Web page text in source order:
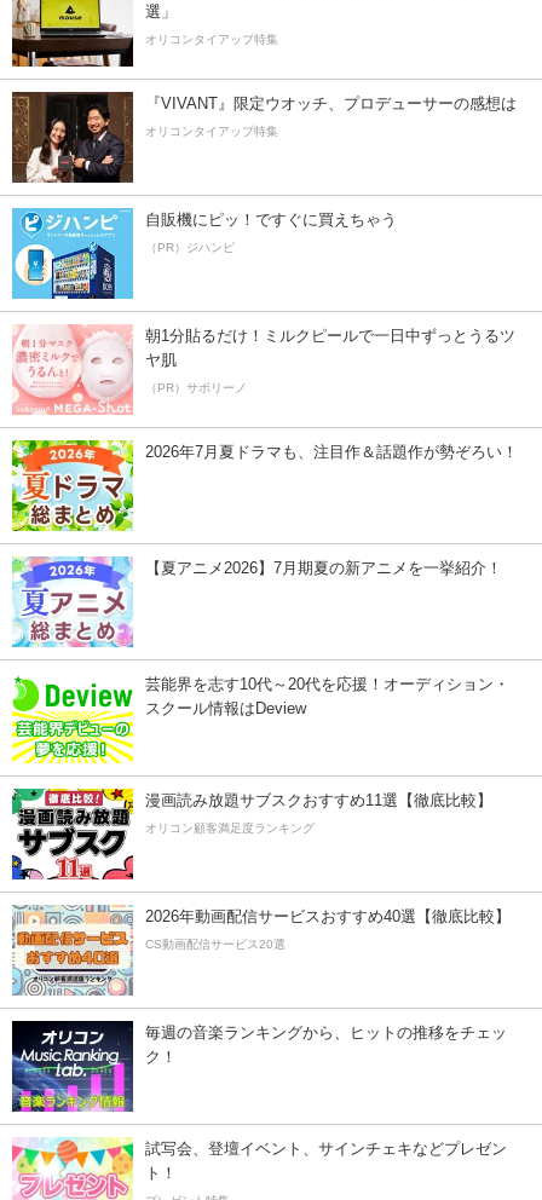
選」
オリコンタイアップ特集
『VIVANT』限定ウオッチ、プロデューサーの感想は
オリコンタイアップ特集
自販機にピッ！ですぐに買えちゃう
（PR）ジハンピ
朝1分貼るだけ！ミルクピールで一日中ずっとうるツ
ヤ肌
（PR）サボリーノ
2026年7月夏ドラマも、注目作＆話題作が勢ぞろい！
【夏アニメ2026】7月期夏の新アニメを一挙紹介！
芸能界を志す10代～20代を応援！オーディション・
スクール情報はDeview
漫画読み放題サブスクおすすめ11選【徹底比較】
オリコン顧客満足度ランキング
2026年動画配信サービスおすすめ40選【徹底比較】
CS動画配信サービス20選
毎週の音楽ランキングから、ヒットの推移をチェッ
ク！
試写会、登壇イベント、サインチェキなどプレゼン
ト！